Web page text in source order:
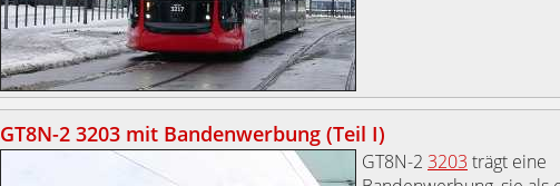
GT8N-2 3203 mit Bandenwerbung (Teil I)
GT8N-2 3203 trägt eine